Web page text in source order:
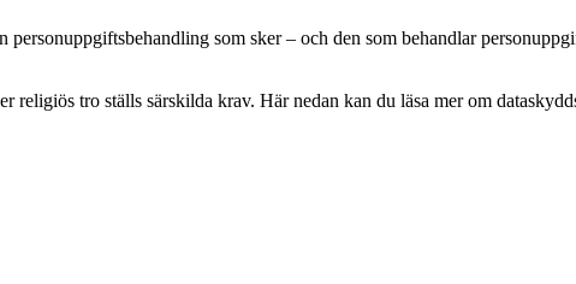
som sker – och den som behandlar
tro ställs särskilda krav. Här nedan kan du läsa mer om